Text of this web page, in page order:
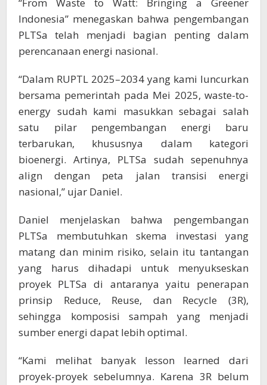
Indonesia” menegaskan bahwa pengembangan
PLTSa telah menjadi bagian penting dalam
perencanaan energi nasional.
“Dalam RUPTL 2025–2034 yang kami luncurkan
bersama pemerintah pada Mei 2025, waste-to-
energy sudah kami masukkan sebagai salah
satu pilar pengembangan energi baru
terbarukan, khususnya dalam kategori
bioenergi. Artinya, PLTSa sudah sepenuhnya
align dengan peta jalan transisi energi
nasional,” ujar Daniel.
Daniel menjelaskan bahwa pengembangan
PLTSa membutuhkan skema investasi yang
matang dan minim risiko, selain itu tantangan
yang harus dihadapi untuk menyukseskan
proyek PLTSa di antaranya yaitu penerapan
prinsip Reduce, Reuse, dan Recycle (3R),
sehingga komposisi sampah yang menjadi
sumber energi dapat lebih optimal.
“Kami melihat banyak lesson learned dari
proyek-proyek sebelumnya. Karena 3R belum